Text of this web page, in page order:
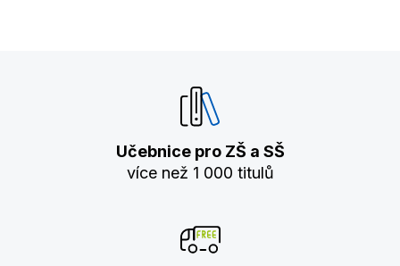
Učebnice pro ZŠ a SŠ
více než 1 000 titulů